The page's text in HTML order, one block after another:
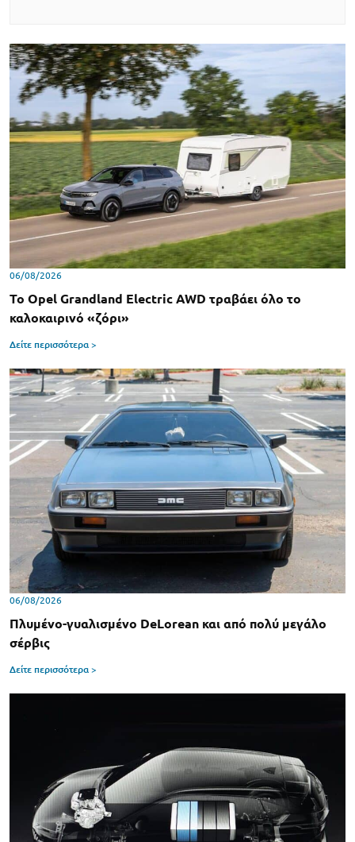
06/08/2026
Το Opel Grandland Electric AWD τραβάει όλο το
καλοκαιρινό «ζόρι»
Δείτε περισσότερα >
06/08/2026
Πλυμένο-γυαλισμένο DeLorean και από πολύ μεγάλο
σέρβις
Δείτε περισσότερα >